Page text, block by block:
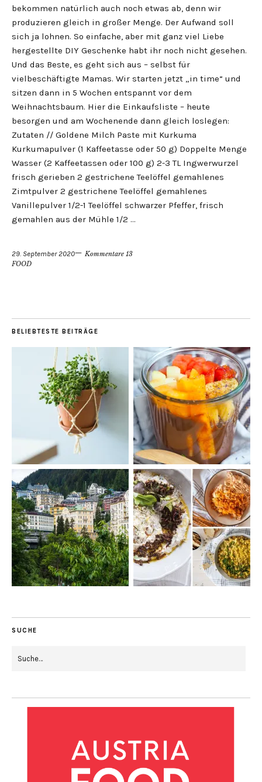
bekommen natürlich auch noch etwas ab, denn wir
produzieren gleich in großer Menge. Der Aufwand soll
sich ja lohnen. So einfache, aber mit ganz viel Liebe
hergestellte DIY Geschenke habt ihr noch nicht gesehen.
Und das Beste, es geht sich aus – selbst für
vielbeschäftigte Mamas. Wir starten jetzt „in time“ und
sitzen dann in 5 Wochen entspannt vor dem
Weihnachtsbaum. Hier die Einkaufsliste – heute
besorgen und am Wochenende dann gleich loslegen:
Zutaten // Goldene Milch Paste mit Kurkuma
Kurkumapulver (1 Kaffeetasse oder 50 g) Doppelte Menge
Wasser (2 Kaffeetassen oder 100 g) 2-3 TL Ingwerwurzel
frisch gerieben 2 gestrichene Teelöffel gemahlenes
Zimtpulver 2 gestrichene Teelöffel gemahlenes
Vanillepulver 1/2-1 Teelöffel schwarzer Pfeffer, frisch
gemahlen aus der Mühle 1/2 …
29. September 2020
Kommentare 13
FOOD
BELIEBTESTE BEITRÄGE
SUCHE